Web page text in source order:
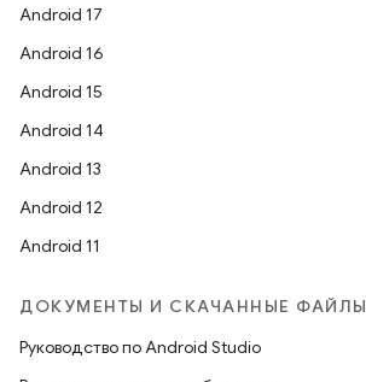
Android 17
Android 16
Android 15
Android 14
Android 13
Android 12
Android 11
ДОКУМЕНТЫ И СКАЧАННЫЕ ФАЙЛЫ
Руководство по Android Studio